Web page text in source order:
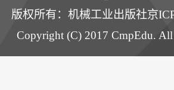
版权所有：机械工业出版社京
Copyright (C) 2017 CmpEdu. All